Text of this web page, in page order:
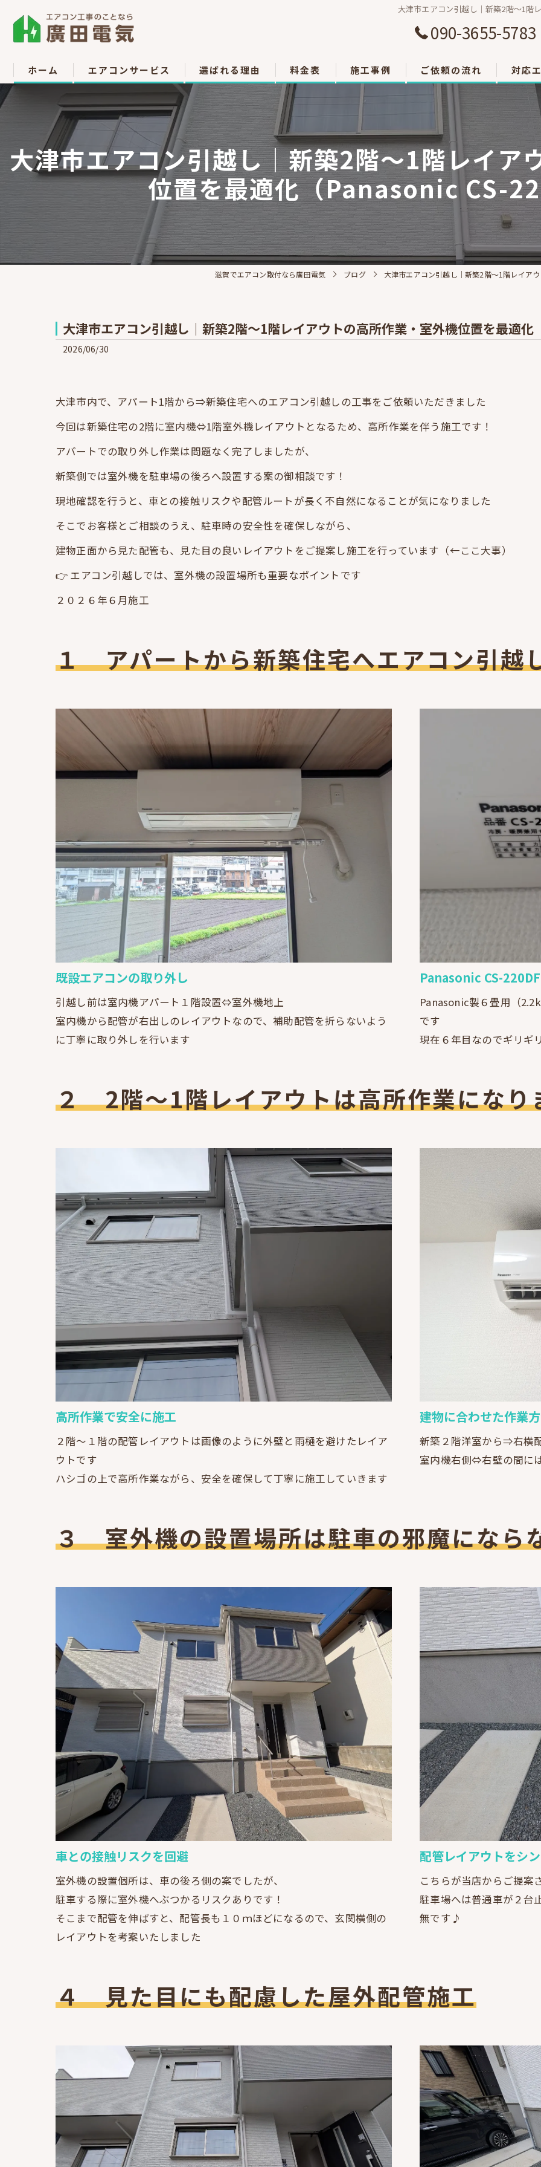
大津市エアコン引越し｜新築2階～1階
090-3655-5783
ホーム エアコンサービス
エアコン取付
エアコン取り外し
エアコン移設
選ばれる理由
お客様の声
料金表 施工事例 ご依頼の流れ 対応
大津市
草津市
栗東市
東近江
甲賀市
大津市エアコン引越し｜新築2階～1階レイア
位置を最適化（Panasonic CS-
滋賀でエアコン取付なら廣田電気 ブログ 大津市エアコン引越し｜新築2階～1階レイア
大津市エアコン引越し｜新築2階～1階レイアウトの高所作業・室外機位置を最適
2026/06/30
大津市内で、アパート1階から⇒新築住宅へのエアコン引越しの工事をご依頼いただきました
今回は新築住宅の2階に室内機⇔1階室外機レイアウトとなるため、高所作業を伴う施工です！
アパートでの取り外し作業は問題なく完了しましたが、
新築側では室外機を駐車場の後ろへ設置する案の御相談です！
現地確認を行うと、車との接触リスクや配管ルートが長く不自然になることが気になりました
そこでお客様とご相談のうえ、駐車時の安全性を確保しながら、
建物正面から見た配管も、見た目の良いレイアウトをご提案し施工を行っています（←ここ大事）
👉 エアコン引越しでは、室外機の設置場所も重要なポイントです
２０２６年６月施工
１ アパートから新築住宅へエアコン引越
既設エアコンの取り外し
引越し前は室内機アパート１階設置⇔室外機地上
室内機から配管が右出しのレイアウトなので、補助配管を折らないよう
に丁寧に取り外しを行います
Panasonic CS-
Panasonic製６畳用（
です
現在６年目なのでギリギ
２ 2階～1階レイアウトは高所作業になり
高所作業で安全に施工
２階～１階の配管レイアウトは画像のように外壁と雨樋を避けたレイア
ウトです
ハシゴの上で高所作業ながら、安全を確保して丁寧に施工していきます
建物に合わせた作業
新築２階洋室から⇒右横
室内機右側⇔右壁の間に
３ 室外機の設置場所は駐車の邪魔になら
車との接触リスクを回避
室外機の設置個所は、車の後ろ側の案でしたが、
駐車する際に室外機へぶつかるリスクありです！
そこまで配管を伸ばすと、配管長も１０ｍほどになるので、玄関横側の
レイアウトを考案いたしました
配管レイアウトをシ
こちらが当店からご提案
駐車場へは普通車が２台
無です♪
４ 見た目にも配慮した屋外配管施工